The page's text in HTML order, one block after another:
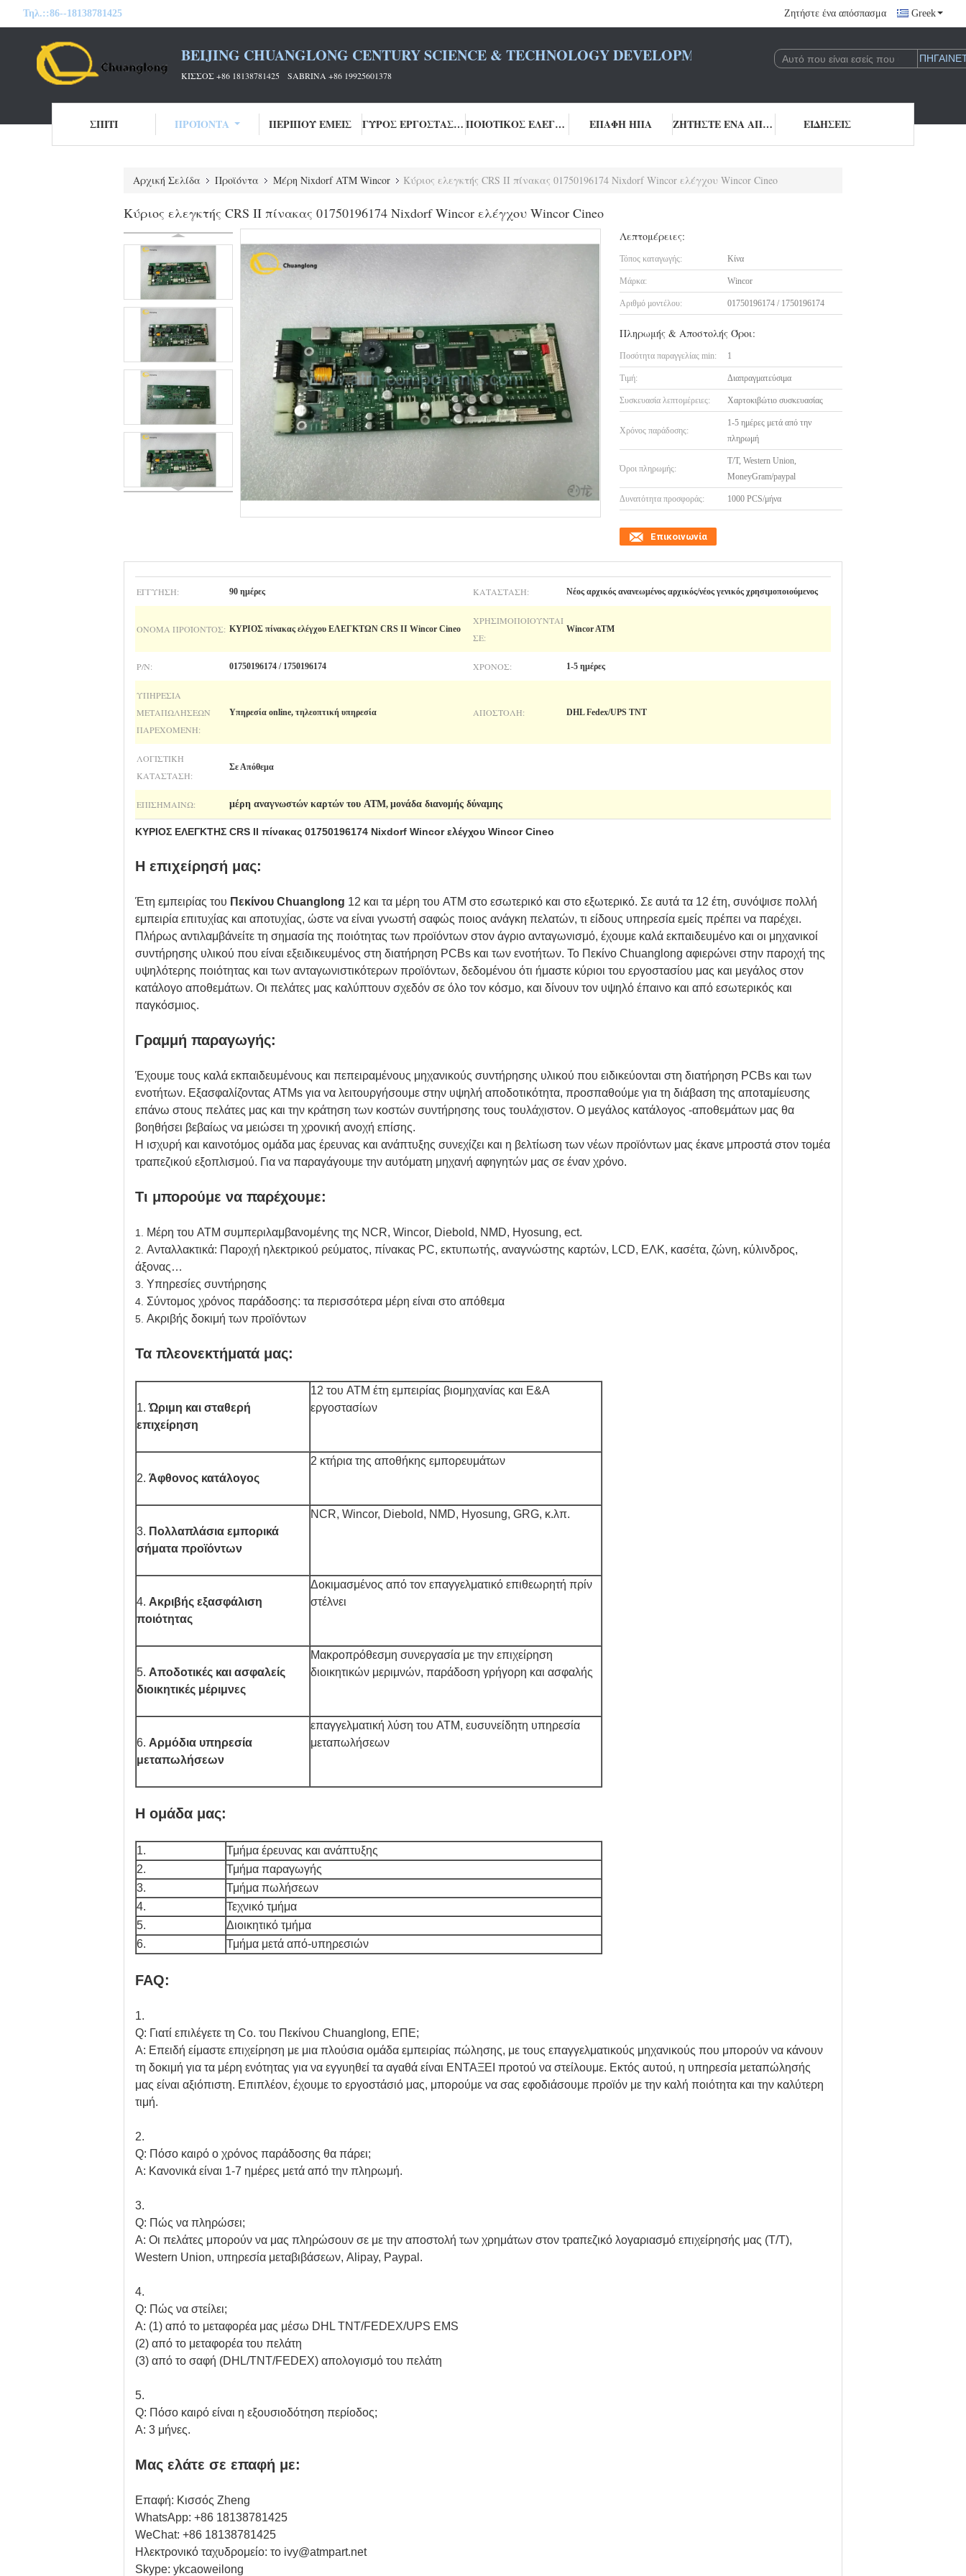
Τηλ.::86--18138781425 Ζητήστε ένα απόσπασμα Greek
BEIJING CHUANGLONG CENTURY SCIENCE & TECHNOLOGY DEVELOPMENT CO., LTD.
ΚΙΣΣΌΣ +86 18138781425 SABRINA +86 19925601378
ΣΠΊΤΙ ΠΡΟΪΌΝΤΑ ΠΕΡΊΠΟΥ ΕΜΕΊΣ ΓΎΡΟΣ ΕΡΓΟΣΤΑΣΊΩΝ ΠΟΙΟΤΙΚΌΣ ΈΛΕΓΧΟΣ ΕΠΑΦΉ ΗΠΑ ΖΗΤΉΣΤΕ ΈΝΑ ΑΠΌΣΠΑΣΜΑ ΕΙΔΉΣΕΙΣ
Αρχική Σελίδα Προϊόντα Μέρη Nixdorf ATM Wincor Κύριος ελεγκτής CRS ΙΙ πίνακας 01750196174 Nixdorf Wincor ελέγχου Wincor Cineo
Κύριος ελεγκτής CRS ΙΙ πίνακας 01750196174 Nixdorf Wincor ελέγχου Wincor Cineo
Λεπτομέρειες:
Τόπος καταγωγής: Κίνα
Μάρκα: Wincor
Αριθμό μοντέλου: 01750196174 / 1750196174
Πληρωμής & Αποστολής Όροι:
Ποσότητα παραγγελίας min: 1
Τιμή: Διαπραγματεύσιμα
Συσκευασία λεπτομέρειες: Χαρτοκιβώτιο συσκευασίας
Χρόνος παράδοσης:
1-5 ημέρες μετά από την
πληρωμή
Όροι πληρωμής:
T/T, Western Union,
MoneyGram/paypal
Δυνατότητα προσφοράς: 1000 PCS/μήνα
Επικοινωνία
ΕΓΓΎΗΣΗ: 90 ημέρες ΚΑΤΆΣΤΑΣΗ: Νέος αρχικός ανανεωμένος αρχικός/νέος γενικός χρησιμοποιούμενος
ΌΝΟΜΑ ΠΡΟΪΌΝΤΟΣ: ΚΥΡΙΟΣ πίνακας ελέγχου ΕΛΕΓΚΤΩΝ CRS ΙΙ Wincor Cineo
ΧΡΗΣΙΜΟΠΟΙΟΎΝΤΑΙ
ΣΕ:
Wincor ATM
P/N: 01750196174 / 1750196174 ΧΡΌΝΟΣ: 1-5 ημέρες
ΥΠΗΡΕΣΊΑ
ΜΕΤΑΠΩΛΉΣΕΩΝ
ΠΑΡΕΧΌΜΕΝΗ:
Υπηρεσία online, τηλεοπτική υπηρεσία ΑΠΟΣΤΟΛΉ: DHL Fedex/UPS TNT
ΛΟΓΙΣΤΙΚΉ
ΚΑΤΆΣΤΑΣΗ:
Σε Απόθεμα
ΕΠΙΣΗΜΑΊΝΩ: μέρη αναγνωστών καρτών του ATM, μονάδα διανομής δύναμης
ΚΥΡΙΟΣ ΕΛΕΓΚΤΗΣ CRS ΙΙ πίνακας 01750196174 Nixdorf Wincor ελέγχου Wincor Cineo
Η επιχείρησή μας:
Έτη εμπειρίας του Πεκίνου Chuanglong 12 και τα μέρη του ATM στο εσωτερικό και στο εξωτερικό. Σε αυτά τα 12 έτη, συνόψισε πολλή
εμπειρία επιτυχίας και αποτυχίας, ώστε να είναι γνωστή σαφώς ποιος ανάγκη πελατών, τι είδους υπηρεσία εμείς πρέπει να παρέχει.
Πλήρως αντιλαμβάνείτε τη σημασία της ποιότητας των προϊόντων στον άγριο ανταγωνισμό, έχουμε καλά εκπαιδευμένο και οι μηχανικοί
συντήρησης υλικού που είναι εξειδικευμένος στη διατήρηση PCBs και των ενοτήτων. Το Πεκίνο Chuanglong αφιερώνει στην παροχή της
υψηλότερης ποιότητας και των ανταγωνιστικότερων προϊόντων, δεδομένου ότι ήμαστε κύριοι του εργοστασίου μας και μεγάλος στον
κατάλογο αποθεμάτων. Οι πελάτες μας καλύπτουν σχεδόν σε όλο τον κόσμο, και δίνουν τον υψηλό έπαινο και από εσωτερικός και
παγκόσμιος.
Γραμμή παραγωγής:
Έχουμε τους καλά εκπαιδευμένους και πεπειραμένους μηχανικούς συντήρησης υλικού που ειδικεύονται στη διατήρηση PCBs και των
ενοτήτων. Εξασφαλίζοντας ATMs για να λειτουργήσουμε στην υψηλή αποδοτικότητα, προσπαθούμε για τη διάβαση της αποταμίευσης
επάνω στους πελάτες μας και την κράτηση των κοστών συντήρησης τους τουλάχιστον. Ο μεγάλος κατάλογος -αποθεμάτων μας θα
βοηθήσει βεβαίως να μειώσει τη χρονική ανοχή επίσης.
Η ισχυρή και καινοτόμος ομάδα μας έρευνας και ανάπτυξης συνεχίζει και η βελτίωση των νέων προϊόντων μας έκανε μπροστά στον τομέα
τραπεζικού εξοπλισμού. Για να παραγάγουμε την αυτόματη μηχανή αφηγητών μας σε έναν χρόνο.
Τι μπορούμε να παρέχουμε:
1. Μέρη του ATM συμπεριλαμβανομένης της NCR, Wincor, Diebold, NMD, Hyosung, ect.
2. Ανταλλακτικά: Παροχή ηλεκτρικού ρεύματος, πίνακας PC, εκτυπωτής, αναγνώστης καρτών, LCD, ΕΛΚ, κασέτα, ζώνη, κύλινδρος,
άξονας…
3. Υπηρεσίες συντήρησης
4. Σύντομος χρόνος παράδοσης: τα περισσότερα μέρη είναι στο απόθεμα
5. Ακριβής δοκιμή των προϊόντων
Τα πλεονεκτήματά μας:
1.Ώριμη και σταθερή
επιχείρηση
12 του ATM έτη εμπειρίας βιομηχανίας και Ε&Α
εργοστασίων
2. Άφθονος κατάλογος
2 κτήρια της αποθήκης εμπορευμάτων
3. Πολλαπλάσια εμπορικά
σήματα προϊόντων
NCR, Wincor, Diebold, NMD, Hyosung, GRG, κ.λπ.
4. Ακριβής εξασφάλιση
ποιότητας
Δοκιμασμένος από τον επαγγελματικό επιθεωρητή πρίν
στέλνει
5. Αποδοτικές και ασφαλείς
διοικητικές μέριμνες
Μακροπρόθεσμη συνεργασία με την επιχείρηση
διοικητικών μεριμνών, παράδοση γρήγορη και ασφαλής
6. Αρμόδια υπηρεσία
μεταπωλήσεων
επαγγελματική λύση του ATM, ευσυνείδητη υπηρεσία
μεταπωλήσεων
Η ομάδα μας:
1.
Τμήμα έρευνας και ανάπτυξης
2.
Τμήμα παραγωγής
3.
Τμήμα πωλήσεων
4.
Τεχνικό τμήμα
5.
Διοικητικό τμήμα
6.
Τμήμα μετά από-υπηρεσιών
FAQ:
1.
Q: Γιατί επιλέγετε τη Co. του Πεκίνου Chuanglong, ΕΠΕ;
Α: Επειδή είμαστε επιχείρηση με μια πλούσια ομάδα εμπειρίας πώλησης, με τους επαγγελματικούς μηχανικούς που μπορούν να κάνουν
τη δοκιμή για τα μέρη ενότητας για να εγγυηθεί τα αγαθά είναι ΕΝΤΑΞΕΙ προτού να στείλουμε. Εκτός αυτού, η υπηρεσία μεταπώλησής
μας είναι αξιόπιστη. Επιπλέον, έχουμε το εργοστάσιό μας, μπορούμε να σας εφοδιάσουμε προϊόν με την καλή ποιότητα και την καλύτερη
τιμή.
2.
Q: Πόσο καιρό ο χρόνος παράδοσης θα πάρει;
Α: Κανονικά είναι 1-7 ημέρες μετά από την πληρωμή.
3.
Q: Πώς να πληρώσει;
Α: Οι πελάτες μπορούν να μας πληρώσουν σε με την αποστολή των χρημάτων στον τραπεζικό λογαριασμό επιχείρησής μας (T/T),
Western Union, υπηρεσία μεταβιβάσεων, Alipay, Paypal.
4.
Q: Πώς να στείλει;
Α: (1) από το μεταφορέα μας μέσω DHL TNT/FEDEX/UPS EMS
(2) από το μεταφορέα του πελάτη
(3) από το σαφή (DHL/TNT/FEDEX) απολογισμό του πελάτη
5.
Q: Πόσο καιρό είναι η εξουσιοδότηση περίοδος;
Α: 3 μήνες.
Μας ελάτε σε επαφή με:
Επαφή: Κισσός Zheng
WhatsApp: +86 18138781425
WeChat: +86 18138781425
Ηλεκτρονικό ταχυδρομείο: το ivy@atmpart.net
Skype: ykcaoweilong